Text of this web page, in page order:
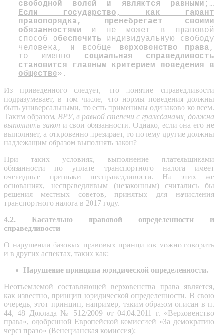
свободной волей и являются равными; …
Если государство, как гарант
правопорядка, пренебрегает своими
обязанностями и не может в правовой
способ обеспечить индивидуальную свободу
человека, и вообще верховенство права,
то именно социальная справедливость
становится главным критерием поведения в
обществе».
Из приведенного следует, что понятие справедливости
подразумевает, в том числе, что нормы поведения должны
быть универсальными, то есть применимы одинаково ко всем.
Таким образом, ВРУ, в равной степени с гражданами, должна
выполнять закон и свои обязанности. Однако, если она его не
выполняет, а откровенно презирает, то почему другие должны
надлежащим образом выполнять закон?
При таких условиях, выполнение плательщиками
обязанности по уплате транспортного налога имеет
очевидные признаки несправедливости. На этих же
основаниях, несправедливым (незаконным) считались бы
решения местных советов, принятых для начисления
транспортного налога в 2017 году.
4.2. Касательно правовой определенности и
справедливости
О нарушении базовых правовых принципов можно говорить
и в других аспектах, таких как:
Нарушение принципа юридической определенности.
Неотъемлемой составляющей верховенства права является,
как известно, принцип юридической определенности. В свою
очередь, этот принцип, например, таким образом описан в п.
44, 48 Доклада № 512/2009 от 04.04.2011 г. «Верховенство
права», одобренной Европейской комиссией «За демократию
через право» (Венецианская комиссия):